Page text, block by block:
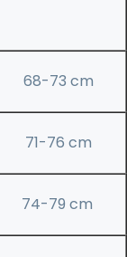
68-73 cm
71-76 cm
74-79 cm